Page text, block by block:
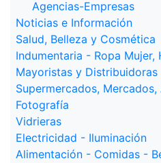
Agencias-Empresas
Noticias e Información
Salud, Belleza y Cosmética
Indumentaria - Ropa Mujer,
Mayoristas y Distribuidoras
Supermercados,
Fotografía
Vidrieras
Electricidad - Iluminación
Alimentación - Comidas -